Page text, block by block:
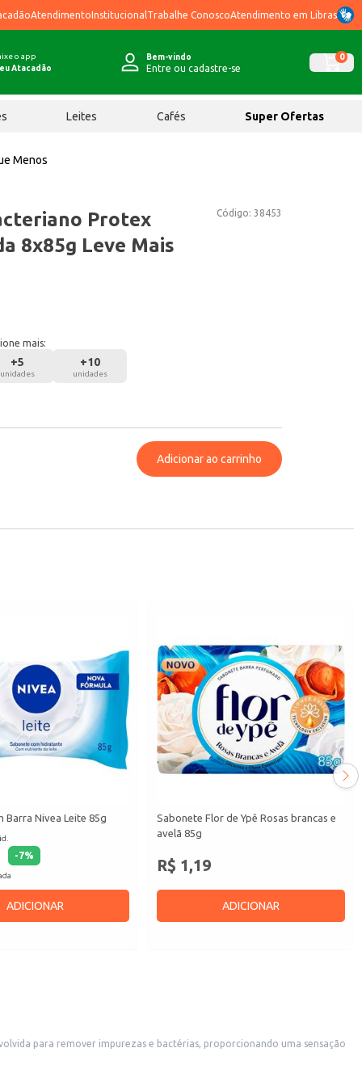
AtendimentoInstitucional Trabalhe ConoscoAtendimento em Libras
o app
Atacadão
Bem-vindo
Entre ou cadastre-se
0
Leites Cafés Super Ofertas
Menos
Código: 38453
Protex
8x85g Leve Mais
mais:
+5
unidades
+10
unidades
Adicionar ao carrinho
Barra Nivea Leite 85g
-7%
ADICIONAR
Sabonete Flor de Ypê Rosas brancas e
avelã 85g
R$ 1,19
ADICIONAR
para remover impurezas e bactérias, proporcionando uma sensação